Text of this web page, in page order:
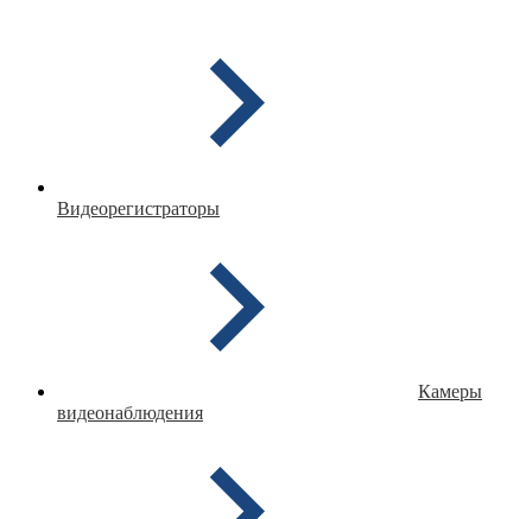
Видеорегистраторы
Камеры
видеонаблюдения